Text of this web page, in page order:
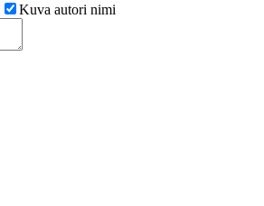
Kuva autori nimi